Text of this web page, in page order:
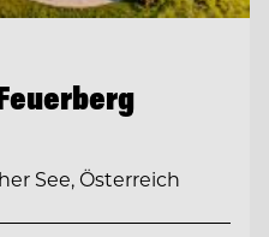
See, Österreich